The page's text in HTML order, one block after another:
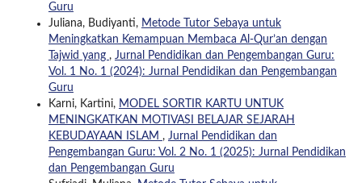
Guru
Juliana, Budiyanti, Metode Tutor Sebaya untuk
Meningkatkan Kemampuan Membaca Al-Qur’an dengan
Tajwid yang , Jurnal Pendidikan dan Pengembangan Guru:
Vol. 1 No. 1 (2024): Jurnal Pendidikan dan Pengembangan
Guru
Karni, Kartini, MODEL SORTIR KARTU UNTUK
MENINGKATKAN MOTIVASI BELAJAR SEJARAH
KEBUDAYAAN ISLAM , Jurnal Pendidikan dan
Pengembangan Guru: Vol. 2 No. 1 (2025): Jurnal Pendidikan
dan Pengembangan Guru